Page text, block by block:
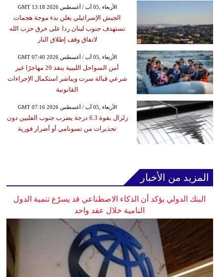
GMT 13:18 2026 الأربعاء ,05 آب / أغسطس
الجيش الإسرائيلي يعلن بدء موجة هجمات
تستهدف جنوب لبنان ردا على خرق حزب الله
لاتفاق وقف إطلاق النار
GMT 07:40 2026 الأربعاء ,05 آب / أغسطس
أمن السواحل الليبية ينقذ 29 مهاجرًا غير
شرعي قبالة سرت ويباشر استكمال الإجراءات
القانونية
GMT 07:16 2026 الأربعاء ,05 آب / أغسطس
زلزال بقوة 6.3 درجة يضرب جنوب الفلبين دون
تحذيرات من تسونامي أو أضرار فورية
المزيد من الأخبار
البنك الدولي يؤكد أن الذكاء الاصطناعي قد يسرّع تنمية الدول
النامية خلال عقد واحد